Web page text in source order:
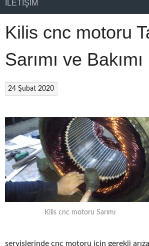
İLETIŞIM
Kilis cnc motoru
Sarımı ve Bakımı
24 Şubat 2020
Kilis cnc motoru Sarımı
servislerinde cnc motoru için gerekli